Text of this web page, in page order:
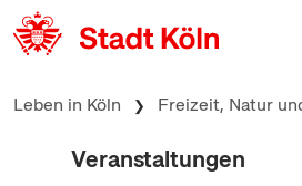
zum Inhalt springen
Leben in Köln Freizeit, Natur
Veranstaltungen